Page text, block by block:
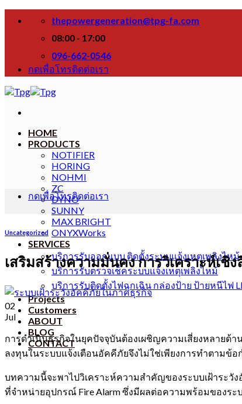
thepowergeneration@tpg-fa.com
08:00 - 17:00
096-662-0546
กดเพื่อโทรติดต่อเรา
HOME
PRODUCTS
NOTIFIER
HORING
NOHMI
ZC
DYNO
SUNNY
MAX BRIGHT
ONYXWorks
SERVICES
บริการรับออกแบบ ติดตั้งระบบแจ้งเหตุเพลิงไหม้
บริการรับตรวจเช็คระบบแจ้งเหตุเพลิงไหม้
บริการรับติดตั้งไฟฉุกเฉิน กล่องป้าย ป้ายหนีไฟ
Projects
Customers
ABOUT
BLOG
CONTACT
กดเพื่อโทรติดต่อเรา
Uncategorized
เสริมสร้างความมั่นคง การวิเคราะห์เชิ
02
Jul
การดำเนินธุรกิจในยุคปัจจุบันต้องเผชิญความเสี่ยงหลายด้
ลงทุนในระบบแจ้งเตือนอัคคีภัยจึงไม่ใช่เพียงการทำตามข้
บทความนี้จะพาไปวิเคราะห์ความสำคัญของระบบเฝ้าระวั
ที่จำหน่ายอุปกรณ์ Fire Alarm ซึ่งมีผลต่อความพร้อมของร